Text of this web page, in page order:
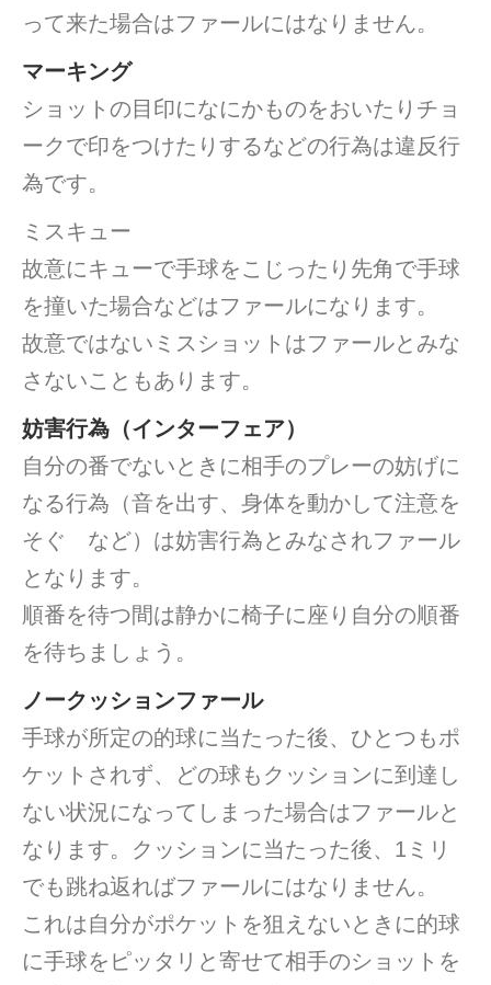
って来た場合はファールにはなりません。
マーキング
ショットの目印になにかものをおいたりチョ
ークで印をつけたりするなどの行為は違反行
為です。
ミスキュー
故意にキューで手球をこじったり先角で手球
を撞いた場合などはファールになります。
故意ではないミスショットはファールとみな
さないこともあります。
妨害行為（インターフェア）
自分の番でないときに相手のプレーの妨げに
なる行為（音を出す、身体を動かして注意を
そぐ など）は妨害行為とみなされファール
となります。
順番を待つ間は静かに椅子に座り自分の順番
を待ちましょう。
ノークッションファール
手球が所定の的球に当たった後、ひとつもポ
ケットされず、どの球もクッションに到達し
ない状況になってしまった場合はファールと
なります。クッションに当たった後、1ミリ
でも跳ね返ればファールにはなりません。
これは自分がポケットを狙えないときに的球
に手球をピッタリと寄せて相手のショットを